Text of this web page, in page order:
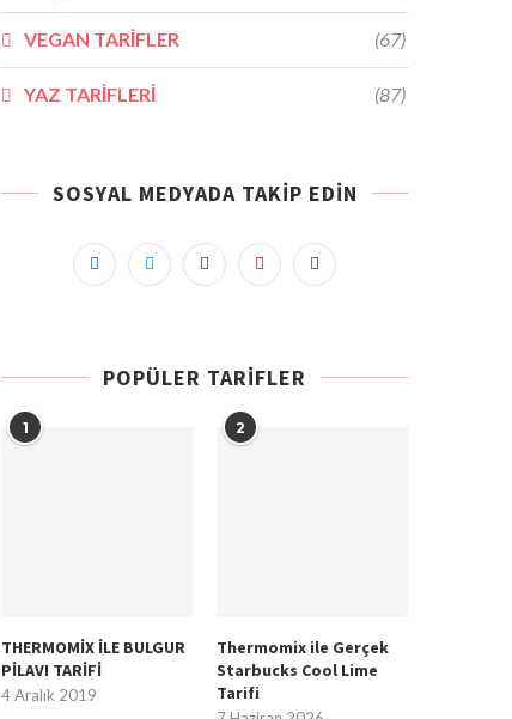
VEGAN TARİFLER (67)
YAZ TARİFLERİ (87)
SOSYAL MEDYADA TAKIP EDIN
POPÜLER TARIFLER
1
THERMOMİX İLE BULGUR
PİLAVI TARİFİ
4 Aralık 2019
2
Thermomix ile Gerçek
Starbucks Cool Lime
Tarifi